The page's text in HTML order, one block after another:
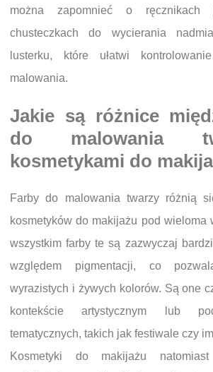
można zapomnieć o ręcznikach
chusteczkach do wycierania
lusterku, które ułatwi
malowania.
Jakie są różnice
do malowania
kosmetykami do
Farby do malowania twarzy różnią
kosmetyków do makijażu pod wieloma
wszystkim farby te są zazwyczaj
względem pigmentacji, co
wyrazistych i żywych kolorów. Są one
kontekście artystycznym lub
tematycznych, takich jak festiwale czy
Kosmetyki do makijażu